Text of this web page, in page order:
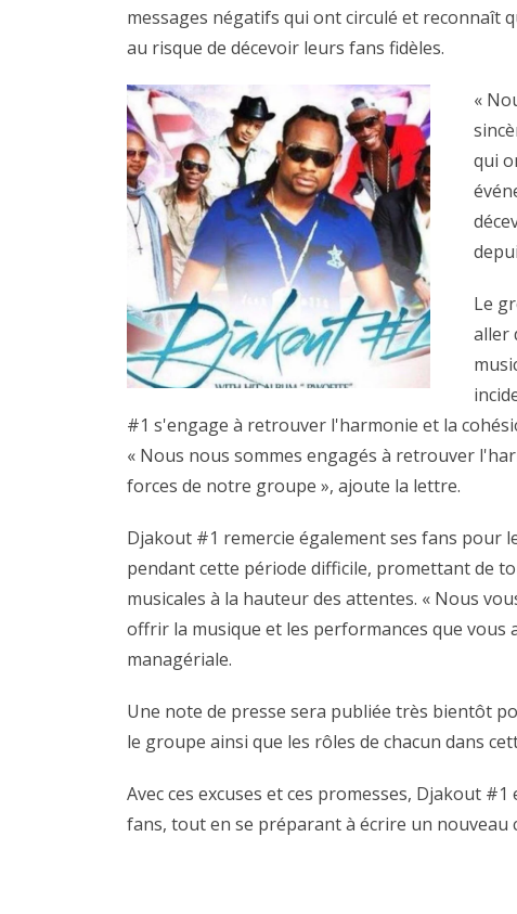
messages négatifs qui ont circulé et reconnaît
au risque de décevoir leurs fans fidèles.
«
qui
Le
aller
#1 s'engage à retrouver l'harmonie et la
« Nous nous sommes engagés à retrouver
forces de notre groupe », ajoute la lettre.
Djakout #1 remercie également ses fans pour
pendant cette période difficile, promettant de
musicales à la hauteur des attentes. « Nous
offrir la musique et les performances que vous
managériale.
Une note de presse sera publiée très bientôt
le groupe ainsi que les rôles de chacun dans
Avec ces excuses et ces promesses, Djakout
fans, tout en se préparant à écrire un